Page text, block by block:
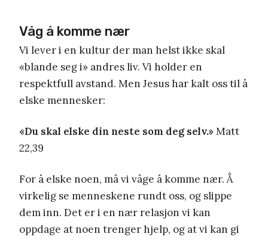
Våg å komme nær
Vi lever i en kultur der man helst ikke skal
«blande seg i» andres liv. Vi holder en
respektfull avstand. Men Jesus har kalt oss til å
elske mennesker:
«Du skal elske din neste som deg selv.»Matt
22,39
For å elske noen, må vi våge å komme nær. Å
virkelig se menneskene rundt oss, og slippe
dem inn. Det er i en nær relasjon vi kan
oppdage at noen trenger hjelp, og at vi kan gi